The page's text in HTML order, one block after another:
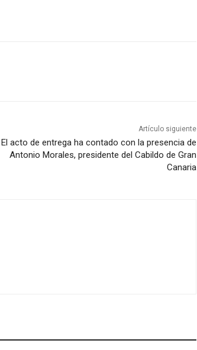
Artículo siguiente
El acto de entrega ha contado con la presencia de
Antonio Morales, presidente del Cabildo de Gran
Canaria